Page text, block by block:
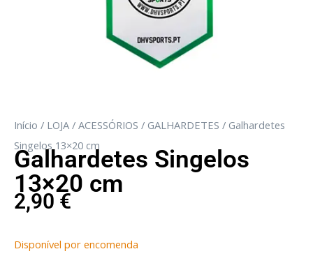
Início / LOJA / ACESSÓRIOS / GALHARDETES / Galhardetes
Singelos 13×20 cm
Galhardetes Singelos
13×20 cm
2,90 €
Disponível por encomenda